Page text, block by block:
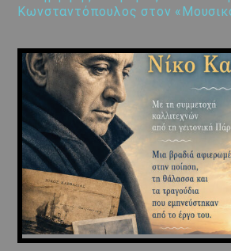
Κωνσταντόπουλος στον